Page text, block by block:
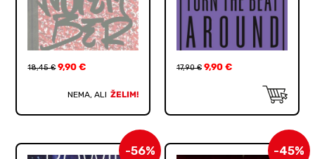
18,45€ 9,90€
NEMA, ALI ŽELIM!
17,90€ 9,90 €
-56% -45%